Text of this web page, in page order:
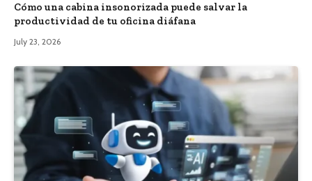
Cómo una cabina insonorizada puede salvar la
productividad de tu oficina diáfana
July 23, 2026